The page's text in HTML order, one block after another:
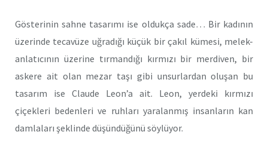
Gösterinin sahne tasarımı ise oldukça sade… Bir kadının
üzerinde tecavüze uğradığı küçük bir çakıl kümesi, melek-
anlatıcının üzerine tırmandığı kırmızı bir merdiven, bir
askere ait olan mezar taşı gibi unsurlardan oluşan bu
tasarım ise Claude Leon’a ait. Leon, yerdeki kırmızı
çiçekleri bedenleri ve ruhları yaralanmış insanların kan
damlaları şeklinde düşündüğünü söylüyor.